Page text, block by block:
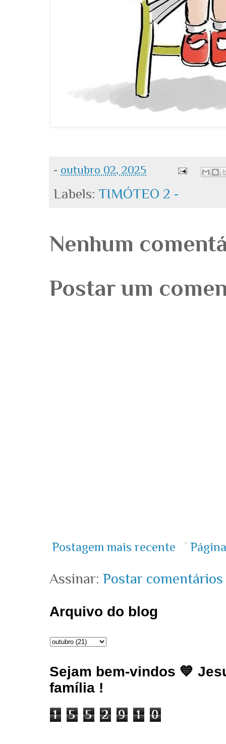
- outubro 02, 2025
Labels: TIMÓTEO 2 -
Nenhum
Postar um
Postagem mais recente
Assinar:Postar
Arquivo do blog
Sejam bem-vindos 💙
família !
1 5 5 2 9 1 0